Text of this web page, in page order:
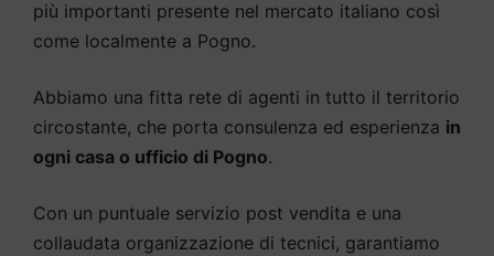
più importanti presente nel mercato italiano così
come localmente a Pogno.
Abbiamo una fitta rete di agenti in tutto il territorio
circostante, che porta consulenza ed esperienza in
ogni casa o ufficio di Pogno.
Con un puntuale servizio post vendita e una
collaudata organizzazione di tecnici, garantiamo